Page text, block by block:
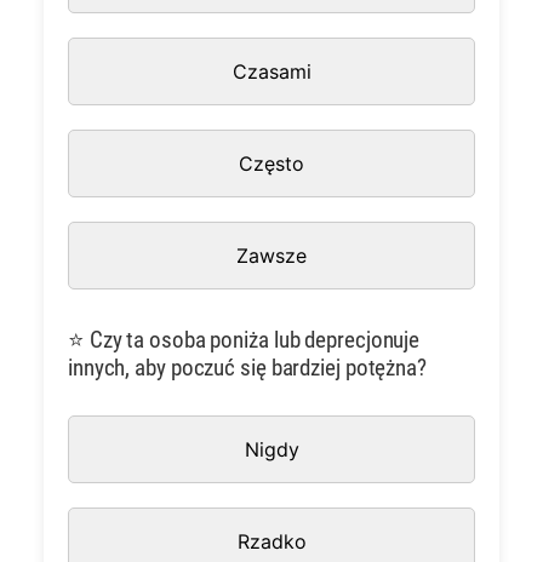
Czasami
Często
Zawsze
⭐ Czy ta osoba poniża lub deprecjonuje
innych, aby poczuć się bardziej potężna?
Nigdy
Rzadko